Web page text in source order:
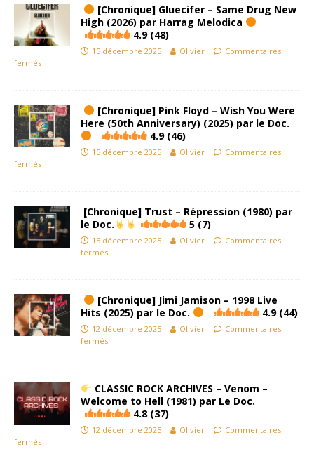
[Chronique] Gluecifer – Same Drug New
High (2026) par Harrag Melodica
4.9 (48)
15 décembre 2025 Olivier
Commentaires
fermés
[Chronique] Pink Floyd – Wish You Were
Here (50th Anniversary) (2025) par le Doc.
4.9 (46)
15 décembre 2025 Olivier
Commentaires
fermés
[Chronique] Trust – Répression (1980) par
le Doc.
5 (7)
15 décembre 2025 Olivier
Commentaires
fermés
[Chronique] Jimi Jamison – 1998 Live
Hits (2025) par le Doc.
4.9 (44)
12 décembre 2025 Olivier
Commentaires
fermés
CLASSIC ROCK ARCHIVES – Venom –
Welcome to Hell (1981) par Le Doc.
4.8 (37)
12 décembre 2025 Olivier
Commentaires
fermés